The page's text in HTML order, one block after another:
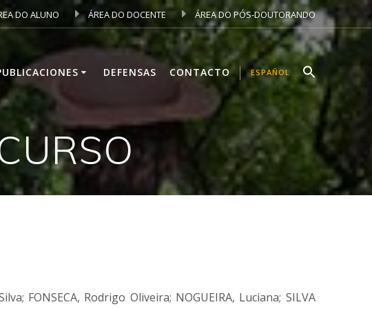
DO ALUNO ÁREA DO DOCENTE ÁREA DO PÓS-DOUTORANDO
DEFENSAS CONTACTO ESPAÑOL
FONSECA, Rodrigo Oliveira; NOGUEIRA, Luciana; SILVA